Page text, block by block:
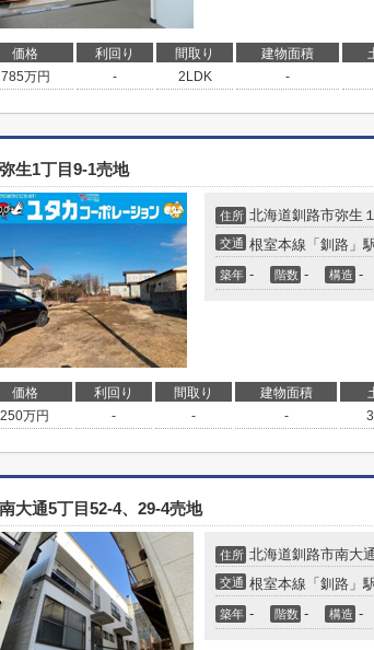
価格 利回り 間取り 建物面積
785万円 - 2LDK -
弥生1丁目9-1売地
住所 北海道釧路市弥生
交通 根室本線 「 釧路 」
築年 - 階数 - 構造 -
価格 利回り 間取り 建物面積
250万円 - - -
南大通5丁目52-4、29-4売地
住所 北海道釧路市南大
交通 根室本線 「 釧路 」
築年 - 階数 - 構造 -